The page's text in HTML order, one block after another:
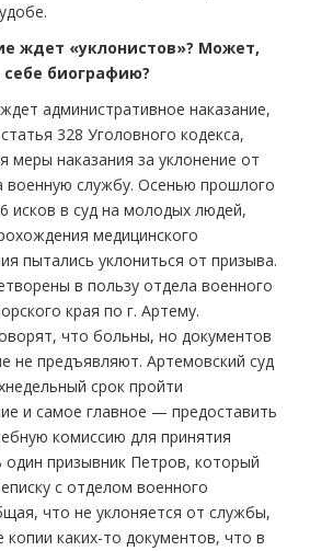
ждет «уклонистов»? Может,
биографию?
административное наказание,
328 Уголовного кодекса,
меры наказания за уклонение от
военную службу. Осенью прошлого
исков в суд на молодых людей,
медицинского
пытались уклониться от призыва.
в пользу отдела военного
края по г. Артему.
что больны, но документов
не предъявляют. Артемовский суд
срок пройти
и самое главное — предоставить
комиссию для принятия
один призывник Петров, который
с отделом военного
что не уклоняется от службы,
каких-то документов, что в